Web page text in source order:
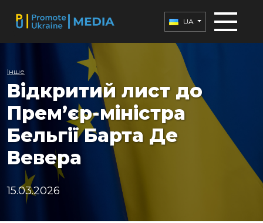
UA
Інше
Відкритий лист до
Прем’єр-міністра
Бельгії Барта Де
Вевера
15.03.2026